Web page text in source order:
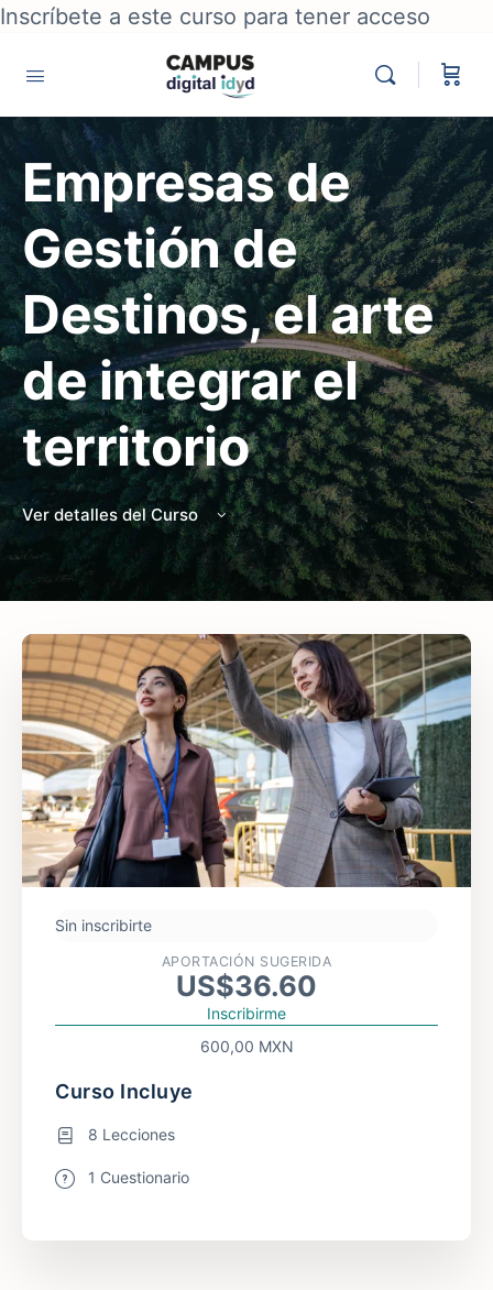
Inscríbete a este curso para tener acceso
Empresas de
Gestión de
Destinos, el arte
de integrar el
territorio
Ver detalles del Curso
Sin inscribirte
APORTACIÓN SUGERIDA
US$36.60
Inscribirme
600,00 MXN
Curso Incluye
8 Lecciones
1 Cuestionario